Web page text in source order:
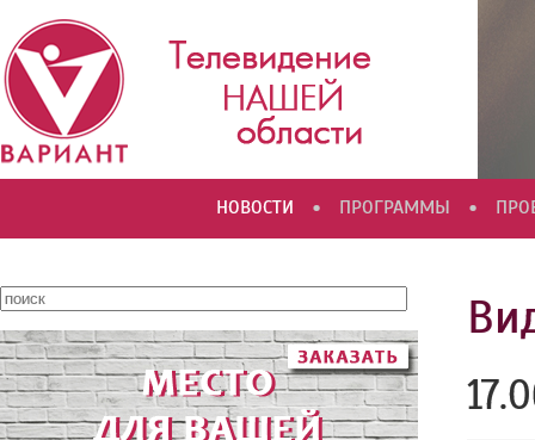
НОВОСТИ • ПРОГРАММЫ •